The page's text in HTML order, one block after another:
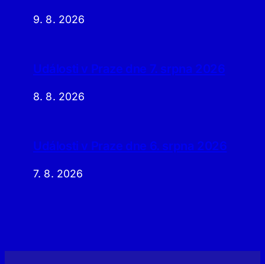
9. 8. 2026
Události v Praze dne 7. srpna 2026
8. 8. 2026
Události v Praze dne 6. srpna 2026
7. 8. 2026